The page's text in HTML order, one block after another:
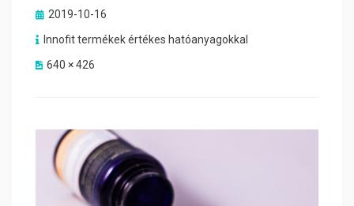
Posted
2019-10-16
Innofit termékek értékes hatóanyagokkal
640 × 426